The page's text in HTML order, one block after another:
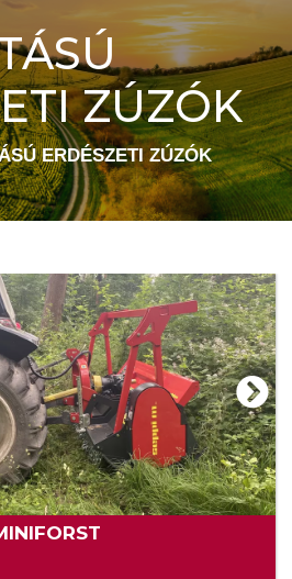
ZÚZÓK
ERDÉSZETI ZÚZÓK